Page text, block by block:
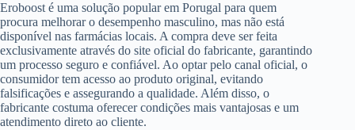
Eroboost é uma solução popular em Porugal para quem
procura melhorar o desempenho masculino, mas não está
disponível nas farmácias locais. A compra deve ser feita
exclusivamente através do site oficial do fabricante, garantindo
um processo seguro e confiável. Ao optar pelo canal oficial, o
consumidor tem acesso ao produto original, evitando
falsificações e assegurando a qualidade. Além disso, o
fabricante costuma oferecer condições mais vantajosas e um
atendimento direto ao cliente.